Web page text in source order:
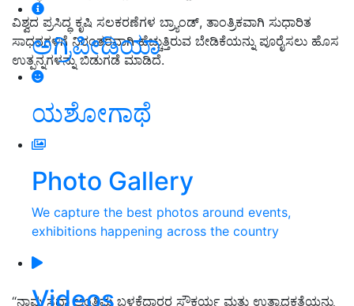
ಅಗ್ರಿಪೀಡಿಯಾ
ಯಶೋಗಾಥೆ
Photo Gallery
We capture the best photos around events,
exhibitions happening across the country
Videos
ವಿಶ್ವದ ಪ್ರಸಿದ್ಧ ಕೃಷಿ ಸಲಕರಣೆಗಳ ಬ್ರ್ಯಾಂಡ್, ತಾಂತ್ರಿಕವಾಗಿ ಸುಧಾರಿತ
ಸಾಧನಗಳಿಗೆ ನಿರಂತರವಾಗಿ ಹೆಚ್ಚುತ್ತಿರುವ ಬೇಡಿಕೆಯನ್ನು ಪೂರೈಸಲು ಹೊಸ
ಉತ್ಪನ್ನಗಳನ್ನು ಬಿಡುಗಡೆ ಮಾಡಿದೆ.
“ನಾವು ಸದಾ ಅಂತಿಮ ಬಳಕೆದಾರರ ಸೌಕರ್ಯ ಮತ್ತು ಉತ್ಪಾದಕತೆಯನ್ನು